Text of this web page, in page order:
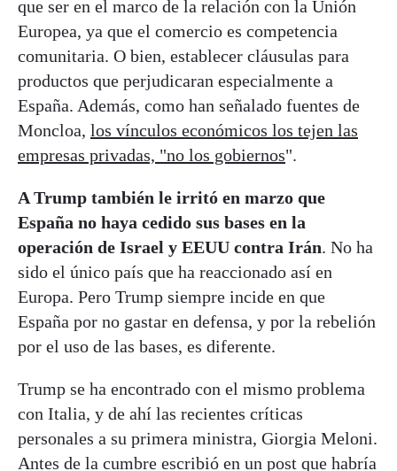
que ser en el marco de la relación con la Unión
Europea, ya que el comercio es competencia
comunitaria. O bien, establecer cláusulas para
productos que perjudicaran especialmente a
España. Además, como han señalado fuentes de
Moncloa, los vínculos económicos los tejen las
empresas privadas, "no los gobiernos".
A Trump también le irritó en marzo que
España no haya cedido sus bases en la
operación de Israel y EEUU contra Irán. No ha
sido el único país que ha reaccionado así en
Europa. Pero Trump siempre incide en que
España por no gastar en defensa, y por la rebelión
por el uso de las bases, es diferente.
Trump se ha encontrado con el mismo problema
con Italia, y de ahí las recientes críticas
personales a su primera ministra, Giorgia Meloni.
Antes de la cumbre escribió en un post que habría